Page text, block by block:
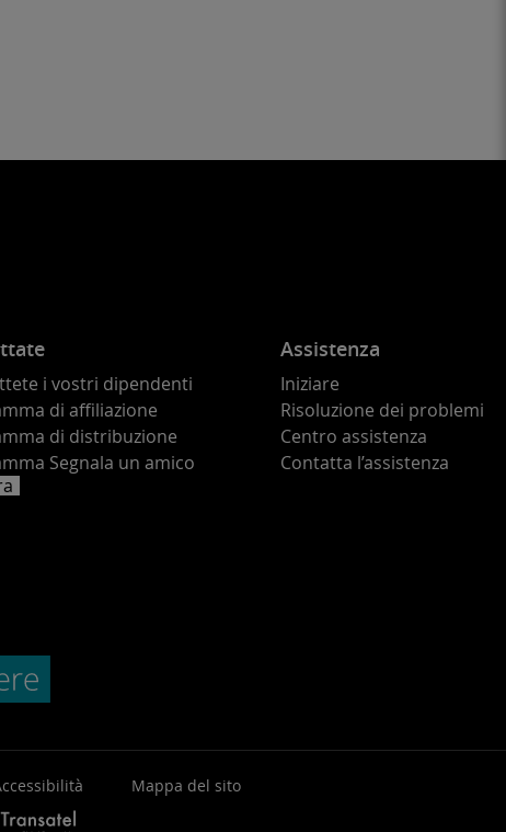
i vostri dipendenti
di affiliazione
di distribuzione
Segnala un amico
Assistenza
Iniziare
Risoluzione dei problemi
Centro assistenza
Contatta l’assistenza
Mappa del sito